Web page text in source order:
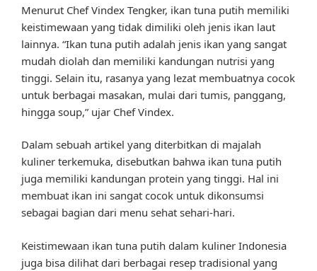
Menurut Chef Vindex Tengker, ikan tuna putih memiliki
keistimewaan yang tidak dimiliki oleh jenis ikan laut
lainnya. “Ikan tuna putih adalah jenis ikan yang sangat
mudah diolah dan memiliki kandungan nutrisi yang
tinggi. Selain itu, rasanya yang lezat membuatnya cocok
untuk berbagai masakan, mulai dari tumis, panggang,
hingga soup,” ujar Chef Vindex.
Dalam sebuah artikel yang diterbitkan di majalah
kuliner terkemuka, disebutkan bahwa ikan tuna putih
juga memiliki kandungan protein yang tinggi. Hal ini
membuat ikan ini sangat cocok untuk dikonsumsi
sebagai bagian dari menu sehat sehari-hari.
Keistimewaan ikan tuna putih dalam kuliner Indonesia
juga bisa dilihat dari berbagai resep tradisional yang